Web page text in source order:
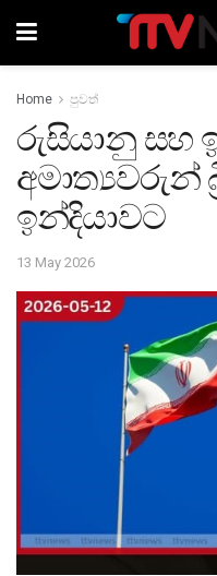
Home පුවත්
රුසියානු සහ
අමාත්‍යවරුන්
ඉන්දියාවට
13 May 2026